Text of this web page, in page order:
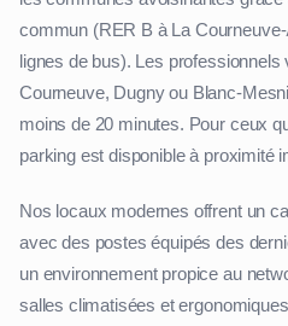
commun (RER B à La
lignes de bus). Les
Courneuve, Dugny ou Blanc-
moins de 20 minutes. Pour ceux
parking est disponible à proximité
Nos locaux modernes offrent un
avec des postes équipés des
un environnement propice au
salles climatisées et